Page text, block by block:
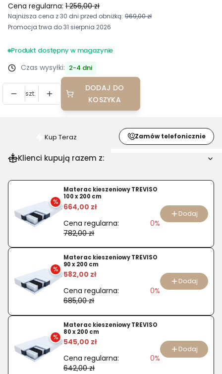
Cena regularna: 1 256,00 zł
Najniższa cena z 30 dni przed obniżką: 969,00 zł
Promocja trwa do 31 sierpnia 2026
Produkt dostępny w magazynie
Czas wysyłki: 2-4 dni
szt.
DODAJ DO
KOSZYKA
Szybki
zakup
dla
produktu
Materac
piankowy
Select
160
200
cm
Kup Teraz Zamów telefonicznie
Klienci kupują razem z:
%
Materac kieszeniowy TREVISO
100 x 200 cm
664,00 zł
Cena regularna:
782,00 zł
0%
Dodaj
%
Materac kieszeniowy TREVISO
90 x 200 cm
582,00 zł
Cena regularna:
685,00 zł
0%
Dodaj
%
Materac kieszeniowy TREVISO
80 x 200 cm
545,00 zł
Cena regularna:
642,00 zł
0%
Dodaj